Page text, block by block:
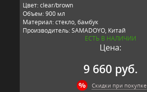
Цвет: clear/brown
Объем: 900 мл
Материал: стекло, бамбук
Производитель: SAMADOYO, Китай
ЕСТЬ В НАЛИЧИИ
Цена:
9 660 руб.
Скидки при покупке